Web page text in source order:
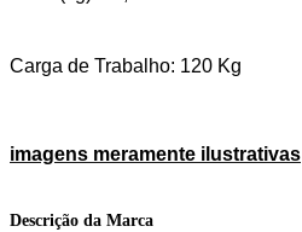
Carga de Trabalho: 120 Kg
imagens meramente ilustrativas
Descrição da Marca